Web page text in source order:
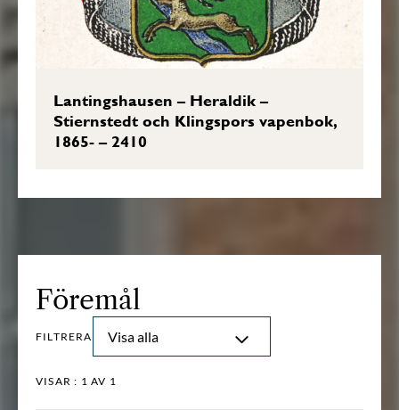
Lantingshausen – Heraldik –
Stiernstedt och Klingspors vapenbok,
1865- – 2410
Föremål
FILTRERA Visa alla
VISAR : 1 AV 1